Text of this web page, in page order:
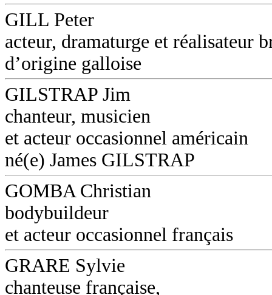
GILL Peter
acteur, dramaturge et réalisateur
d’origine galloise
GILSTRAP Jim
chanteur, musicien
et acteur occasionnel américain
né(e) James GILSTRAP
GOMBA Christian
bodybuildeur
et acteur occasionnel français
GRARE Sylvie
chanteuse française,